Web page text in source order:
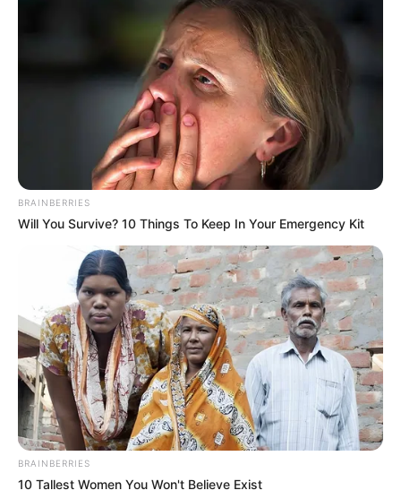
BRAINBERRIES
Will You Survive? 10 Things To Keep In Your Emergency Kit
BRAINBERRIES
10 Tallest Women You Won't Believe Exist